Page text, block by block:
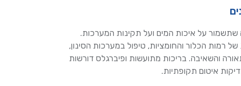
על איכות המים ועל תקינות המערכות.
רמות הכלור והחומציות, טיפול במערכות הסינון,
והשאיבה. בריכות מתועשות ופיברגלס דורשות
איטום תקופתיות.